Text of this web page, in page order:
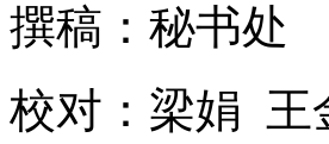
撰稿：秘书处
校对：梁娟 王